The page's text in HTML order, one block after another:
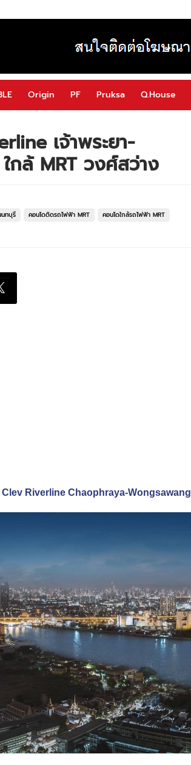
Origin PF Pruksa Q.House
เจ้าพระยา-
กล้ MRT วงศ์สว่าง
ทบุรี คอนโดติดรถไฟฟ้า MRT
คอนโดใกล้รถไฟฟ้า MRT
Clev Riverline Chaophraya-Wongsawang